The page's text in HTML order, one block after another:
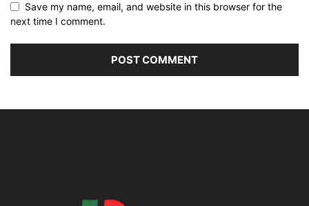
Save my name, email, and website in this browser for the
next time I comment.